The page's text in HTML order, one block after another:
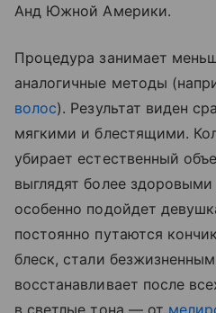
Анд Южной Америки.
Процедура занимает
аналогичные методы
волос). Результат виден
мягкими и блестящими.
убирает естественный
выглядят более
особенно подойдет
постоянно путаются
блеск, стали
восстанавливает после
в светлые тона — от